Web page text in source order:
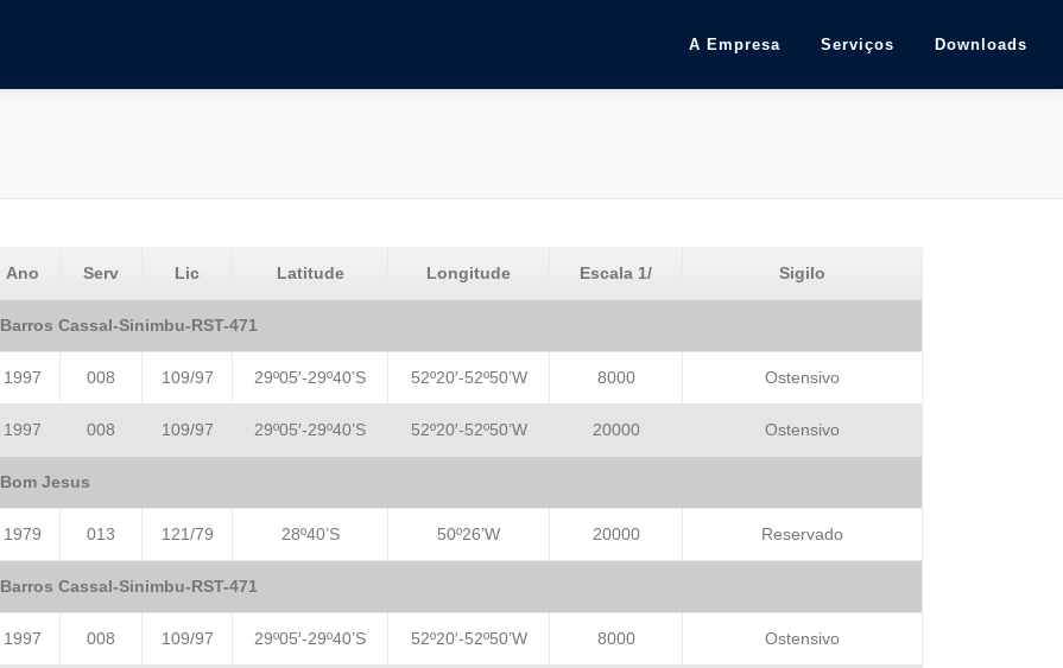
A Empresa Serviços Downloads
Ano Serv Lic Latitude Longitude Escala 1/ Sigilo
Barros Cassal-Sinimbu-RST-471
1997 008 109/97 29º05′-29º40’S 52º20′-52º50’W 8000 Ostensivo
1997 008 109/97 29º05′-29º40’S 52º20′-52º50’W 20000 Ostensivo
Bom Jesus
1979 013 121/79 28º40’S 50º26’W 20000 Reservado
Barros Cassal-Sinimbu-RST-471
1997 008 109/97 29º05′-29º40’S 52º20′-52º50’W 8000 Ostensivo